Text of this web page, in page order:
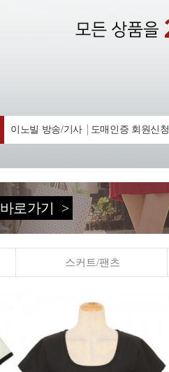
이노빌 방송/기사 도매인증 회원신청
바로가기 >
스커트/팬츠